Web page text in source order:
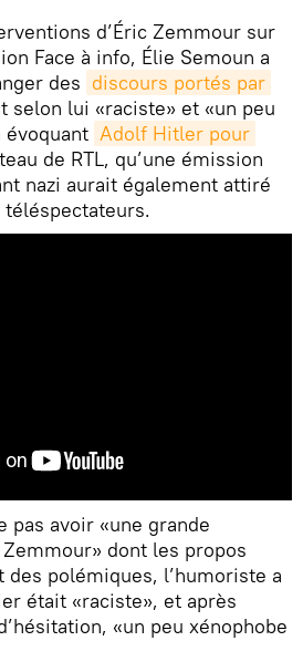
d’Éric Zemmour sur
Face à info, Élie Semoun a
des discours portés par
selon lui «raciste» et «un peu
évoquant Adolf Hitler pour
de RTL, qu’une émission
nazi aurait également attiré
pas avoir «une grande
dont les propos
des polémiques, l’humoriste a
était «raciste», et après
«un peu xénophobe